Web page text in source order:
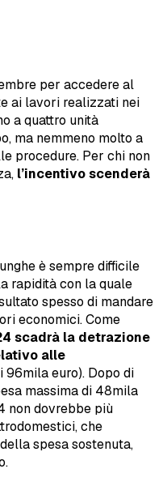
per accedere al
ai lavori realizzati nei
a quattro unità
ma nemmeno molto a
procedure. Per chi non
l’incentivo scenderà
è sempre difficile
rapidità con la quale
spesso di mandare
economici. Come
scadrà la detrazione
alle
96mila euro). Dopo di
massima di 48mila
non dovrebbe più
che
spesa sostenuta,